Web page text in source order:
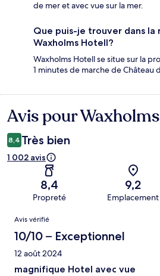
de mer et avec vue sur la mer.
Que puis-je trouver dans
Waxholms Hotell?
Waxholms Hotell se situe sur la
1 minutes de marche de Château
Avis
Avis pour
8,4 Très bien
1 002 avis
8,4
Propreté
9,2
Emplacement
Avis
Avis vérifié
10/10 – Exceptionnel
12 août 2024
magnifique Hotel avec vue